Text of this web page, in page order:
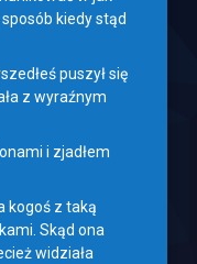
kiedy stąd
puszył się
z wyraźnym
i zjadłem
kogoś z taką
Skąd ona
widziała